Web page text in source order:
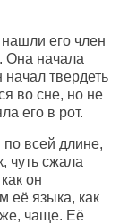
его член
Она начала
начал твердеть
во сне, но не
его в рот.
всей длине,
чуть сжала
он
её языка, как
чаще. Её